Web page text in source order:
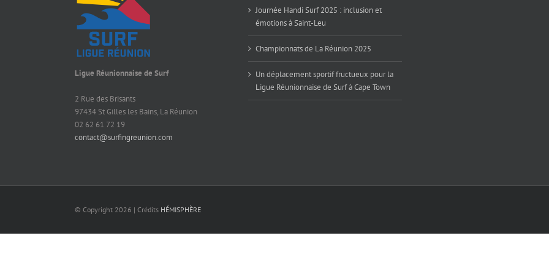
Ligue Réunionnaise de Surf
2 Rue des Brisants
97434 St Gilles les Bains, La Réunion
02 62 61 72 19
contact@surfingreunion.com
Journée Handi Surf 2025 : inclusion et
émotions à Saint-Leu
Championnats de La Réunion 2025
Un déplacement sportif fructueux pour la
Ligue Réunionnaise de Surf à Cape Town
© Copyright 2026 | Crédits HÉMISPHÈRE